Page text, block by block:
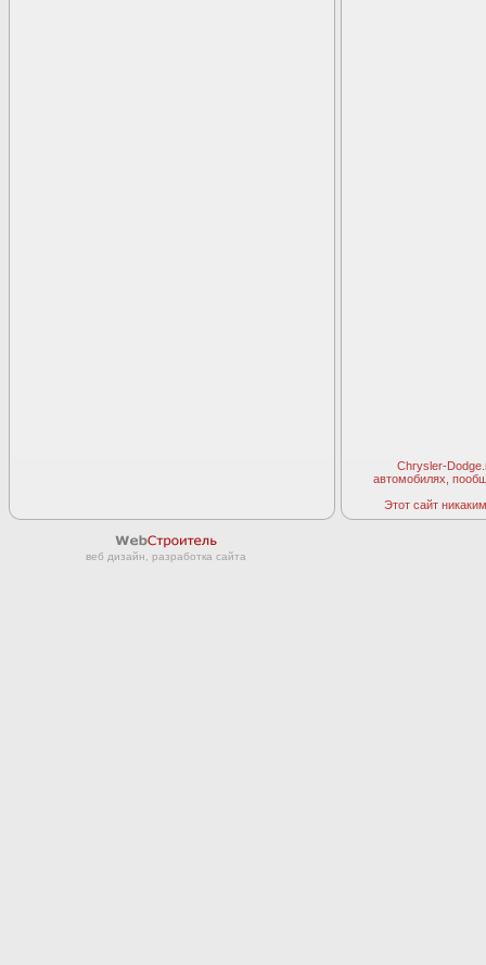
Chrysler-
автомобилях,
Этот сайт
веб дизайн, разработка сайта